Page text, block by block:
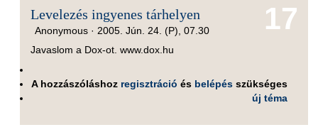
17
Levelezés ingyenes tárhelyen
Anonymous · 2005. Jún. 24. (P), 07.30
Javaslom a Dox-ot. www.dox.hu
A hozzászóláshoz regisztráció és belépés szükséges
új téma